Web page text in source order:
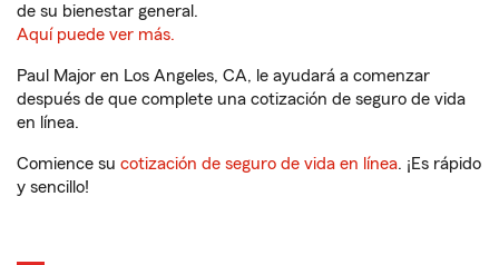
de su bienestar general.
Aquí puede ver más.
Paul Major en Los Angeles, CA, le ayudará a comenzar
después de que complete una cotización de seguro de vida
en línea.
Comience su cotización de seguro de vida en línea. ¡Es rápido
y sencillo!